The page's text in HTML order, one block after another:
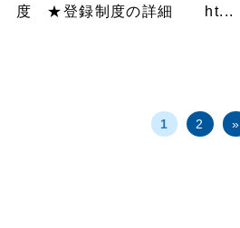
度 ★登録制度の詳細 ht...
1 2 »